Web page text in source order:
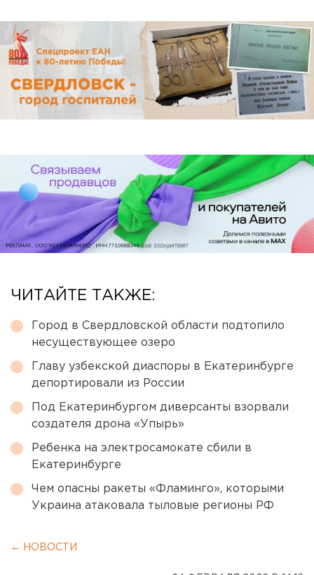
ЧИТАЙТЕ ТАКЖЕ:
Город в Свердловской области подтопило
несуществующее озеро
Главу узбекской диаспоры в Екатеринбурге
депортировали из России
Под Екатеринбургом диверсанты взорвали
создателя дрона «Упырь»
Ребенка на электросамокате сбили в
Екатеринбурге
Чем опасны ракеты «Фламинго», которыми
Украина атаковала тыловые регионы РФ
← НОВОСТИ